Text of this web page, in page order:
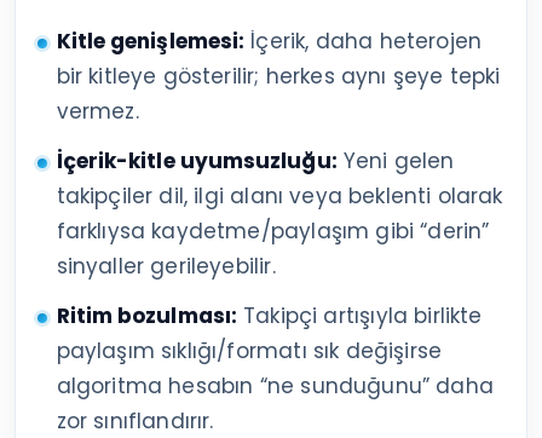
Kitle genişlemesi: İçerik, daha heterojen
bir kitleye gösterilir; herkes aynı şeye tepki
vermez.
İçerik-kitle uyumsuzluğu: Yeni gelen
takipçiler dil, ilgi alanı veya beklenti olarak
farklıysa kaydetme/paylaşım gibi “derin”
sinyaller gerileyebilir.
Ritim bozulması: Takipçi artışıyla birlikte
paylaşım sıklığı/formatı sık değişirse
algoritma hesabın “ne sunduğunu” daha
zor sınıflandırır.